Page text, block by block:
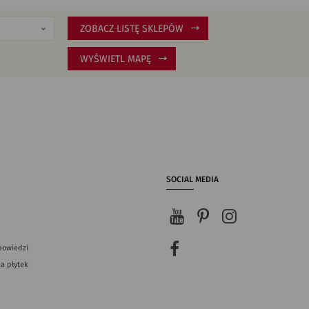
ZOBACZ LISTĘ SKLEPÓW
WYŚWIETL MAPĘ
płytek
SOCIAL MEDIA